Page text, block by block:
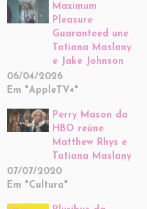
Maximum
Pleasure
Guaranteed une
Tatiana Maslany
e Jake Johnson
06/04/2026
Em "AppleTV+"
Perry Mason da
HBO reúne
Matthew Rhys e
Tatiana Maslany
07/07/2020
Em "Cultura"